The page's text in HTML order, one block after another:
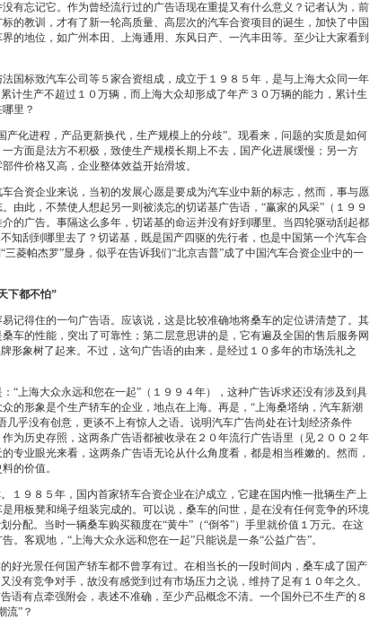
忘记它。作为曾经流行过的广告语现在重提又有什么意义？记者认为，前
的教训，才有了新一轮高质量、高层次的汽车合资项目的诞生，加快了中国
的地位，如广州本田、上海通用、东风日产、一汽丰田等。至少让大家看到
标致汽车公司等５家合资组成，成立于１９８５年，是与上海大众同一年
计生产不超过１０万辆，而上海大众却形成了年产３０万辆的能力，累计生
里？
化进程，产品更新换代，生产规模上的分歧”。现看来，问题的实质是如何
方面是法方不积极，致使生产规模长期上不去，国产化进展缓慢；另一方
件价格又高，企业整体效益开始滑坡。
资企业来说，当初的发展心愿是要成为汽车业中新的标志，然而，事与愿
由此，不禁使人想起另一则被淡忘的切诺基广告语，“赢家的风采”（１９９
的广告。事隔这么多年，切诺基的命运并没有好到哪里。当四轮驱动刮起都
知刮到哪里去了？切诺基，既是国产四驱的先行者，也是中国第一个汽车合
三菱帕杰罗”显身，似乎在告诉我们“北京吉普”成了中国汽车合资企业中的一
下都不怕”
得住的一句广告语。应该说，这是比较准确地将桑车的定位讲清楚了。其
车的性能，突出了可靠性；第二层意思讲的是，它有遍及全国的售后服务网
形象树了起来。不过，这句广告语的由来，是经过１０多年的市场洗礼之
上海大众永远和您在一起”（１９９４年），这种广告诉求还没有涉及到具
的形象是个生产轿车的企业，地点在上海。再是，“上海桑塔纳，汽车新潮
几乎没有创意，更谈不上有惊人之语。说明汽车广告尚处在计划经济条件
为历史存照，这两条广告语都被收录在２０年流行广告语里（见２００２年
专业眼光来看，这两条广告语无论从什么角度看，都是相当稚嫩的。然而，
的价值。
９８５年，国内首家轿车合资企业在沪成立，它建在国内惟一批辆生产上
用板凳和绳子组装完成的。可以说，桑车的问世，是在没有任何竞争的环境
分配。当时一辆桑车购买额度在“黄牛”（“倒爷”）手里就价值１万元。在这
。客观地，“上海大众永远和您在一起”只能说是一条“公益广告”。
光景任何国产轿车都不曾享有过。在相当长的一段时间内，桑车成了国产
没有竞争对手，故没有感觉到过有市场压力之说，维持了足有１０年之久。
语有点牵强附会，表述不准确，至少产品概念不清。一个国外已不生产的８
流”？